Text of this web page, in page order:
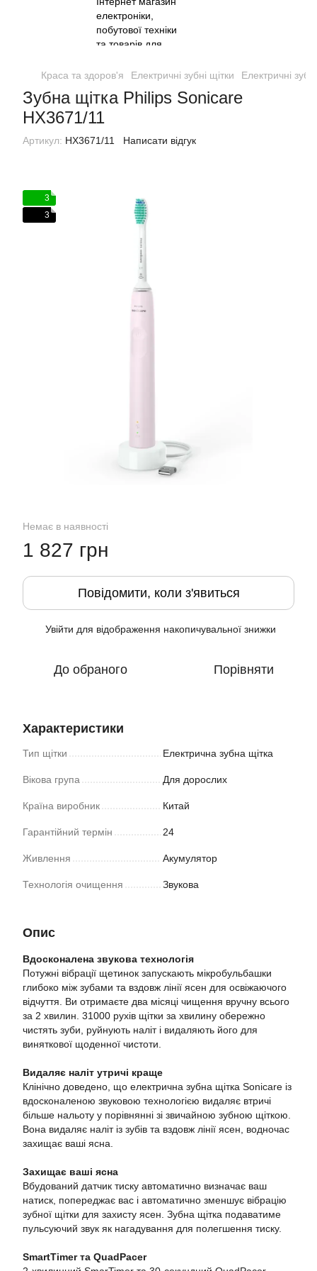
Краса та здоров'я Електричні зубні щітки Електричні
Зубна щітка Philips Sonicare
HX3671/11
Артикул: HX3671/11 Написати відгук
3
3
Немає в наявності
1 827 грн
Повідомити, коли з'явиться
Увійти для відображення накопичувальної знижки
До обраного Порівняти
Характеристики
Тип щітки Електрична зубна щітка
Вікова група Для дорослих
Країна виробник Китай
Гарантійний термін 24
Живлення Акумулятор
Технологія очищення Звукова
Опис
Вдосконалена звукова технологія
Потужні вібрації щетинок запускають мікробульбашки
глибоко між зубами та вздовж лінії ясен для освіжаючого
відчуття. Ви отримаєте два місяці чищення вручну всього
за 2 хвилин. 31000 рухів щітки за хвилину обережно
чистять зуби, руйнують наліт і видаляють його для
виняткової щоденної чистоти.
Видаляє наліт утричі краще
Клінічно доведено, що електрична зубна щітка Sonicare із
вдосконаленою звуковою технологією видаляє втричі
більше нальоту у порівнянні зі звичайною зубною щіткою.
Вона видаляє наліт із зубів та вздовж лінії ясен, водночас
захищає ваші ясна.
Захищає ваші ясна
Вбудований датчик тиску автоматично визначає ваш
натиск, попереджає вас і автоматично зменшує вібрацію
зубної щітки для захисту ясен. Зубна щітка подаватиме
пульсуючий звук як нагадування для полегшення тиску.
SmartTimer та QuadPacer